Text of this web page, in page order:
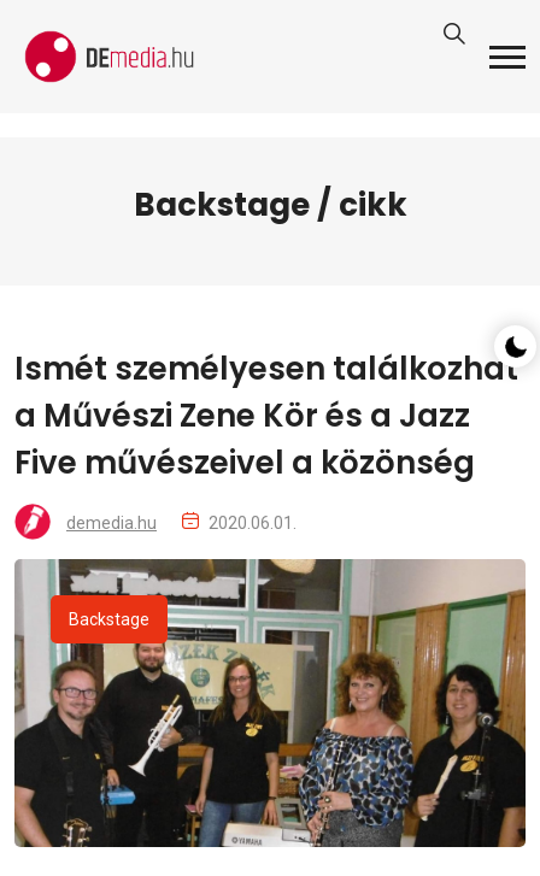
Backstage / cikk
Ismét személyesen találkozhat
a Művészi Zene Kör és a Jazz
Five művészeivel a közönség
demedia.hu 2020.06.01.
Backstage